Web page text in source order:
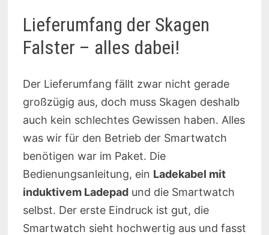
Lieferumfang der Skagen
Falster – alles dabei!
Der Lieferumfang fällt zwar nicht gerade
großzügig aus, doch muss Skagen deshalb
auch kein schlechtes Gewissen haben. Alles
was wir für den Betrieb der Smartwatch
benötigen war im Paket. Die
Bedienungsanleitung, ein Ladekabel mit
induktivem Ladepadund die Smartwatch
selbst. Der erste Eindruck ist gut, die
Smartwatch sieht hochwertig aus und fasst